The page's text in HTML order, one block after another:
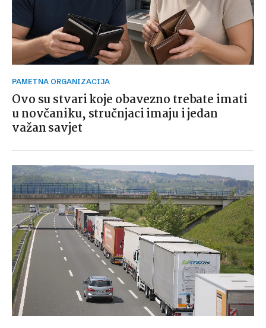
PAMETNA ORGANIZACIJA
Ovo su stvari koje obavezno trebate imati
u novčaniku, stručnjaci imaju i jedan
važan savjet